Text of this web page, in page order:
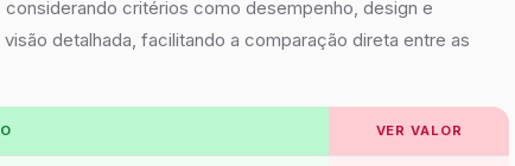
critérios como desempenho, design e
detalhada, facilitando a comparação direta entre as
VER VALOR